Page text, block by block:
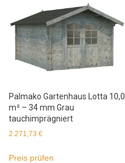
Palmako Gartenhaus Lotta 10,0
m² – 34 mm Grau
tauchimprägniert
2.271,73 €
Preis prüfen